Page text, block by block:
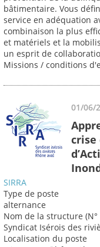
bâtimentaire. Vous
service en adéquation
combinaison la plus
et matériels et la
un esprit de
Missions / conditions
01/06/
crise
SIRRA
Type de poste
alternance
Nom de la structure
Syndicat Isérois des
Localisation du poste